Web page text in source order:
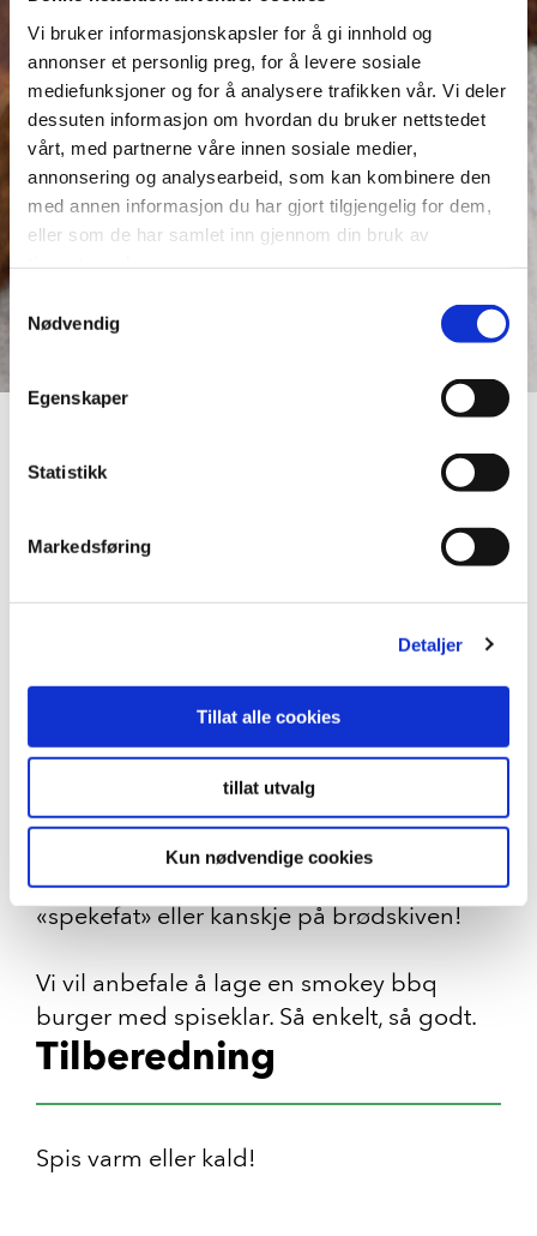
Vi bruker informasjonskapsler for å gi innhold og
annonser et personlig preg, for å levere sosiale
mediefunksjoner og for å analysere trafikken vår. Vi deler
dessuten informasjon om hvordan du bruker nettstedet
vårt, med partnerne våre innen sosiale medier,
annonsering og analysearbeid, som kan kombinere den
med annen informasjon du har gjort tilgjengelig for dem,
eller som de har samlet inn gjennom din bruk av
Nødvendig
Egenskaper
Statistikk
Markedsføring
Detaljer
Tillat alle cookies
tillat utvalg
Kun nødvendige cookies
Spiseklar Smokey
Art nr: 7043180100125.
Spiseklar Smokey BBQ har den diggeste
røyksmaken, og er laget med røkt salt. Den
er rund og mild, men litt rampete
Spises varm eller kald. I salat, som
«spekefat» eller kanskje på brødskiven!
Vi vil anbefale å lage en smokey bbq
burger med spiseklar. Så enkelt, så godt.
Tilberedning
Spis varm eller kald!